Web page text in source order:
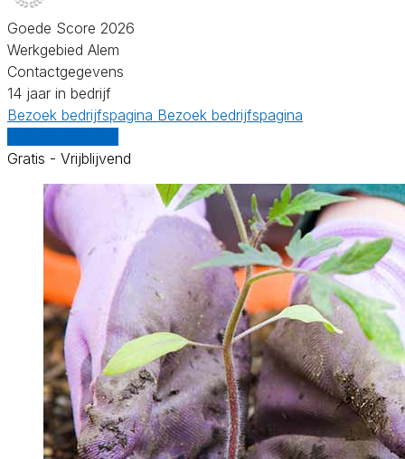
Goede Score 2026
Werkgebied Alem
Contactgegevens
14 jaar in bedrijf
Bezoek bedrijfspagina Bezoek bedrijfspagina
Gratis - Vrijblijvend